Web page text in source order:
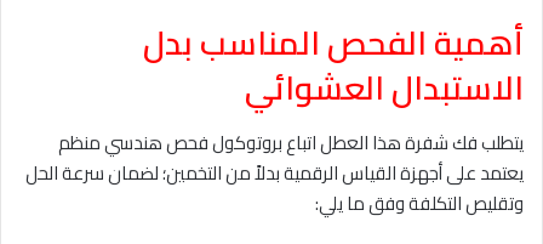
أهمية الفحص المناسب بدل
الاستبدال العشوائي
يتطلب فك شفرة هذا العطل اتباع بروتوكول فحص هندسي منظم
يعتمد على أجهزة القياس الرقمية بدلاً من التخمين؛ لضمان سرعة الحل
وتقليص التكلفة وفق ما يلي: